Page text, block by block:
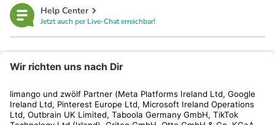
Help Center
Jetzt auch per Live-Chat erreichbar!
Kundenservice